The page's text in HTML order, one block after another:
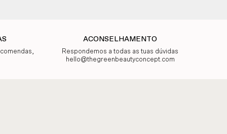
ACONSELHAMENTO
Respondemos a todas as tuas dúvidas
hello@thegreenbeautyconcept.com